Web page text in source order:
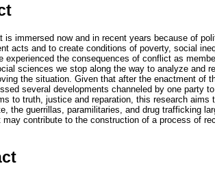
is immersed now and in recent years because of
acts and to create conditions of poverty, social
experienced the consequences of conflict as
sciences we stop along the way to analyze and
the situation. Given that after the enactment of
several developments channeled by one party
to truth, justice and reparation, this research
the guerrillas, paramilitaries, and drug trafficking
contribute to the construction of a process of